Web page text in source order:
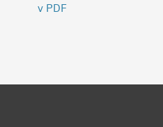
v PDF